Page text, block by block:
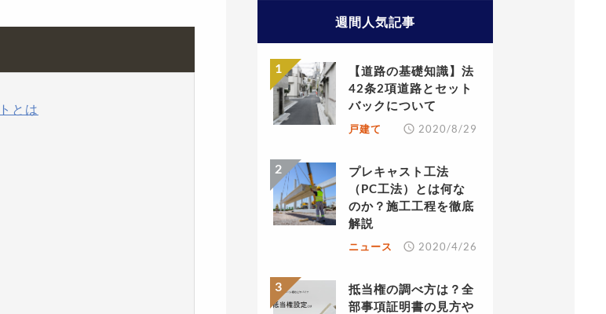
とは
週間人気記事
【道路の基礎知識】法
42条2項道路とセット
バックについて
戸建て 2020/8/29
プレキャスト工法
（PC工法）とは何な
のか？施工工程を徹底
解説
ニュース 2020/4/26
抵当権の調べ方は？全
部事項証明書の見方や